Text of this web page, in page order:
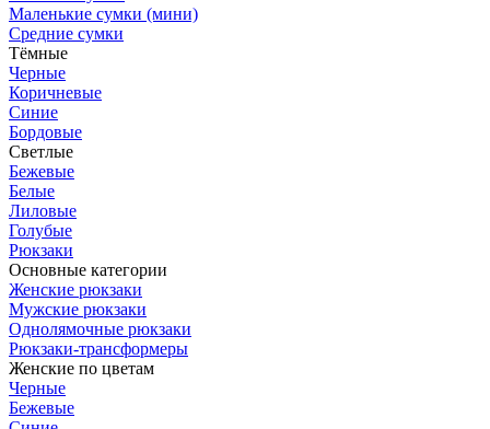
Маленькие сумки (мини)
Средние сумки
Тёмные
Черные
Коричневые
Синие
Бордовые
Светлые
Бежевые
Белые
Лиловые
Голубые
Рюкзаки
Основные категории
Женские рюкзаки
Мужские рюкзаки
Однолямочные рюкзаки
Рюкзаки-трансформеры
Женские по цветам
Черные
Бежевые